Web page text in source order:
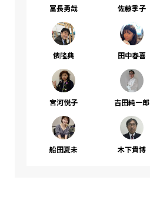
冨長勇哉 佐藤季子
俵隆典 田中春喜
宮河悦子 吉田純一郎
船田夏未 木下貴博